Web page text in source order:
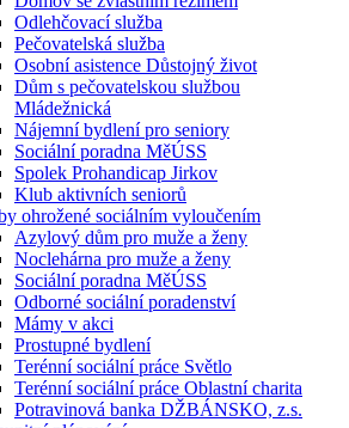
Odlehčovací služba
Pečovatelská služba
Osobní asistence Důstojný život
Dům s pečovatelskou službou
Mládežnická
Nájemní bydlení pro seniory
Sociální poradna MěÚSS
Spolek Prohandicap Jirkov
Klub aktivních seniorů
ohrožené sociálním vyloučením
Azylový dům pro muže a ženy
Noclehárna pro muže a ženy
Sociální poradna MěÚSS
Odborné sociální poradenství
Mámy v akci
Prostupné bydlení
Terénní sociální práce Světlo
Terénní sociální práce Oblastní charita
Potravinová banka DŽBÁNSKO, z.s.